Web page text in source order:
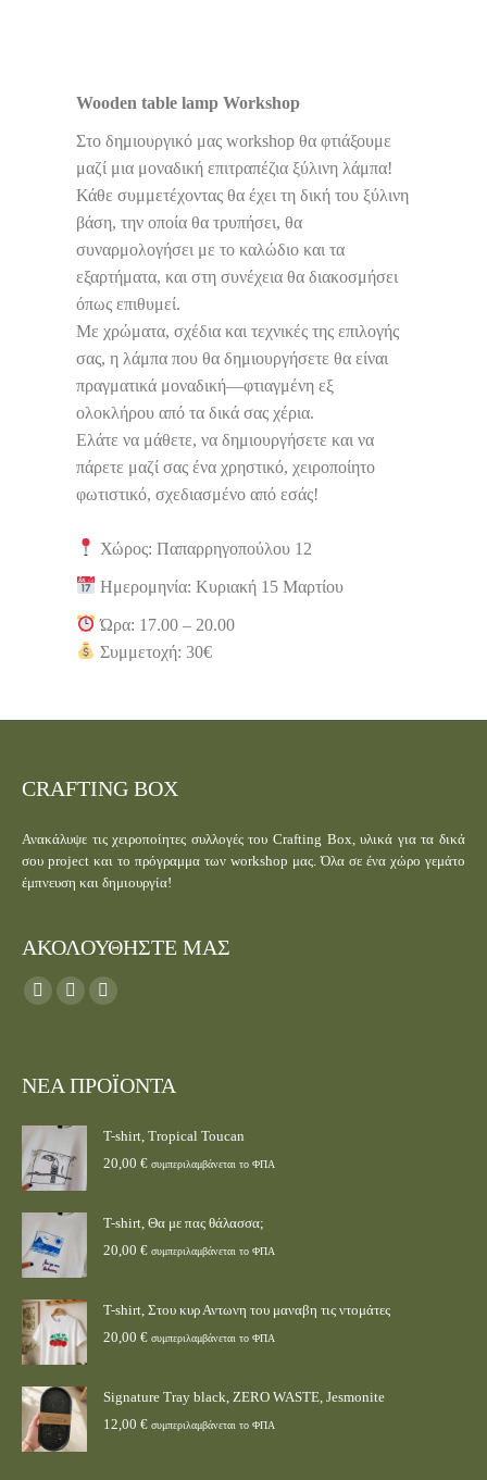
Wooden table lamp Workshop
Στο δημιουργικό μας workshop θα φτιάξουμε
μαζί μια μοναδική επιτραπέζια ξύλινη λάμπα!
Κάθε συμμετέχοντας θα έχει τη δική του ξύλινη
βάση, την οποία θα τρυπήσει, θα
συναρμολογήσει με το καλώδιο και τα
εξαρτήματα, και στη συνέχεια θα διακοσμήσει
όπως επιθυμεί.
Με χρώματα, σχέδια και τεχνικές της επιλογής
σας, η λάμπα που θα δημιουργήσετε θα είναι
πραγματικά μοναδική—φτιαγμένη εξ
ολοκλήρου από τα δικά σας χέρια.
Ελάτε να μάθετε, να δημιουργήσετε και να
πάρετε μαζί σας ένα χρηστικό, χειροποίητο
φωτιστικό, σχεδιασμένο από εσάς!
Χώρος: Παπαρρηγοπούλου 12
Ημερομηνία: Κυριακή 15 Μαρτίου
Ώρα: 17.00 – 20.00
Συμμετοχή: 30€
CRAFTING BOX
Ανακάλυψε τις χειροποίητες συλλογές του Crafting Box, υλικά για τα δικά
σου project και το πρόγραμμα των workshop μας. Όλα σε ένα χώρο γεμάτο
έμπνευση και δημιουργία!
ΑΚΟΛΟΥΘΗΣΤΕ ΜΑΣ
Find us on:
ΝΕΑ ΠΡΟΪΟΝΤΑ
T-shirt, Tropical Toucan
20,00 € συμπεριλαμβάνεται το ΦΠΑ
T-shirt, Θα με πας θάλασσα;
20,00 € συμπεριλαμβάνεται το ΦΠΑ
T-shirt, Στου κυρ Αντωνη του μαναβη τις ντομάτες
20,00 € συμπεριλαμβάνεται το ΦΠΑ
Signature Tray black, ZERO WASTE, Jesmonite
12,00 € συμπεριλαμβάνεται το ΦΠΑ